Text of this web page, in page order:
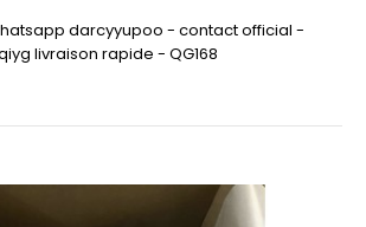
darcyyupoo - contact official -
livraison rapide - QG168